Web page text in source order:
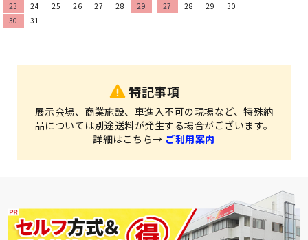
23
24 25 26 27 28
29
30
31
27
28 29 30
特記事項
展示会場、商業施設、車進入不可の現場など、特殊納
品については別途送料が発生する場合がございます。
詳細はこちら→ ご利用案内